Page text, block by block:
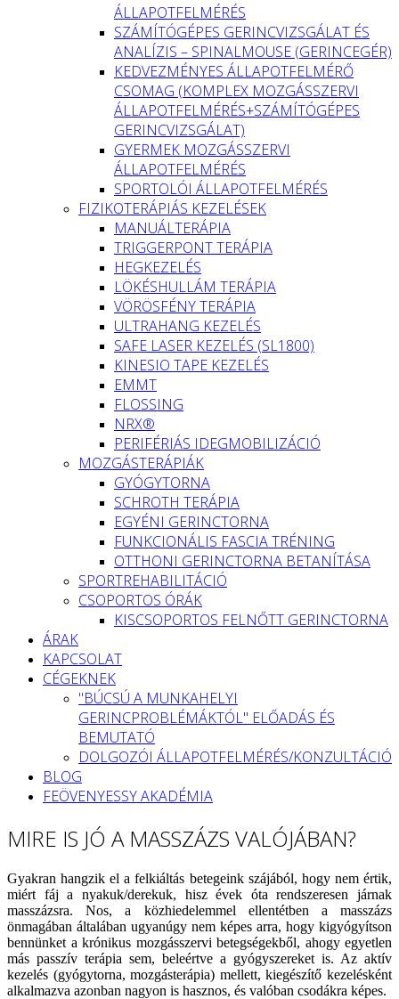
ÁLLAPOTFELMÉRÉS
SZÁMÍTÓGÉPES GERINCVIZSGÁLAT ÉS
ANALÍZIS – SPINALMOUSE (GERINCEGÉR)
KEDVEZMÉNYES ÁLLAPOTFELMÉRŐ
CSOMAG (KOMPLEX MOZGÁSSZERVI
ÁLLAPOTFELMÉRÉS+SZÁMÍTÓGÉPES
GERINCVIZSGÁLAT)
GYERMEK MOZGÁSSZERVI
ÁLLAPOTFELMÉRÉS
SPORTOLÓI ÁLLAPOTFELMÉRÉS
FIZIKOTERÁPIÁS KEZELÉSEK
MANUÁLTERÁPIA
TRIGGERPONT TERÁPIA
HEGKEZELÉS
LÖKÉSHULLÁM TERÁPIA
VÖRÖSFÉNY TERÁPIA
ULTRAHANG KEZELÉS
SAFE LASER KEZELÉS (SL1800)
KINESIO TAPE KEZELÉS
EMMT
FLOSSING
NRX®
PERIFÉRIÁS IDEGMOBILIZÁCIÓ
MOZGÁSTERÁPIÁK
GYÓGYTORNA
SCHROTH TERÁPIA
EGYÉNI GERINCTORNA
FUNKCIONÁLIS FASCIA TRÉNING
OTTHONI GERINCTORNA BETANÍTÁSA
SPORTREHABILITÁCIÓ
CSOPORTOS ÓRÁK
KISCSOPORTOS FELNŐTT GERINCTORNA
ÁRAK
KAPCSOLAT
CÉGEKNEK
"BÚCSÚ A MUNKAHELYI
GERINCPROBLÉMÁKTÓL" ELŐADÁS ÉS
BEMUTATÓ
DOLGOZÓI ÁLLAPOTFELMÉRÉS/KONZULTÁCIÓ
BLOG
FEÖVENYESSY AKADÉMIA
MIRE IS JÓ A MASSZÁZS VALÓJÁBAN?
Gyakran hangzik el a felkiáltás betegeink szájából, hogy nem értik,
miért fáj a nyakuk/derekuk, hisz évek óta rendszeresen járnak
masszázsra. Nos, a közhiedelemmel ellentétben a masszázs
önmagában általában ugyanúgy nem képes arra, hogy kigyógyítson
bennünket a krónikus mozgásszervi betegségekből, ahogy egyetlen
más passzív terápia sem, beleértve a gyógyszereket is. Az aktív
kezelés (gyógytorna, mozgásterápia) mellett, kiegészítő kezelésként
alkalmazva azonban nagyon is hasznos, és valóban csodákra képes.